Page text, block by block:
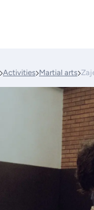
Activities Martial arts